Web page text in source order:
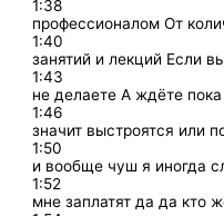
1:38
профессионалом От
1:40
занятий и лекций Если
1:43
не делаете А ждёте
1:46
значит выстроятся или
1:50
и вообще чуш я иногда
1:52
мне заплатят да да кто